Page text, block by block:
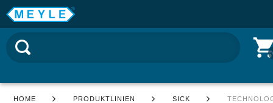
HOME PRODUKTLINIEN SICK